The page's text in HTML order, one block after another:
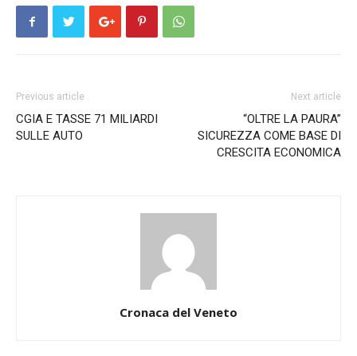
Previous article
CGIA E TASSE 71 MILIARDI
SULLE AUTO
Next article
“OLTRE LA PAURA”
SICUREZZA COME BASE DI
CRESCITA ECONOMICA
Cronaca del Veneto